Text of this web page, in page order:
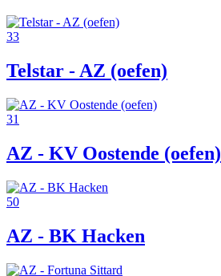
33
Telstar - AZ (oefen)
31
AZ - KV Oostende (oefen)
50
AZ - BK Hacken